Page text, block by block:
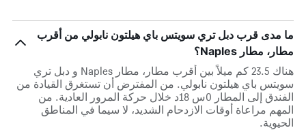
ما مدى قرب دبل تري سويتس باي هيلتون نابولي من أقرب
مطار، مطار Naples؟
هناك 23.5 كم ميلاً بين أقرب مطار، مطار Naples و دبل تري
سويتس باي هيلتون نابولي. من المفترض أن تستغرق القيادة من
الفندق إلى المطار 0س 18د خلال حركة المرور العادية. من
المهم مراعاة أوقات الازدحام الشديد، لا سيما في المناطق
الحيوية.